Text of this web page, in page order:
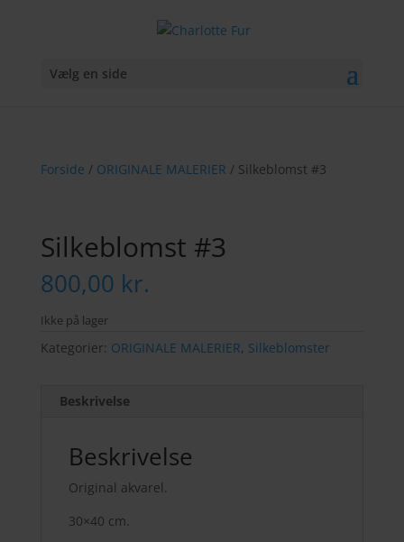
Vælg en side
Forside / ORIGINALE MALERIER / Silkeblomst #3
Silkeblomst #3
800,00 kr.
Ikke på lager
Kategorier: ORIGINALE MALERIER, Silkeblomster
Beskrivelse
Beskrivelse
Original akvarel.
30×40 cm.